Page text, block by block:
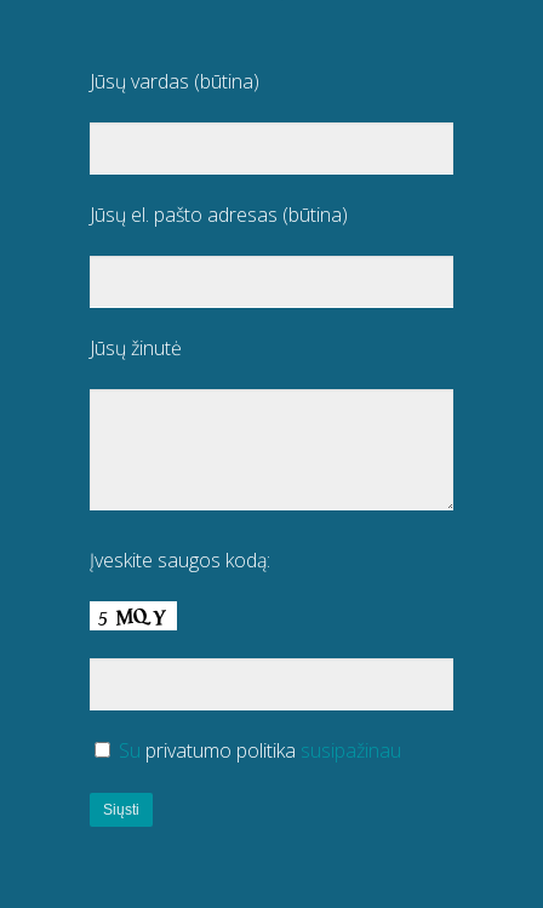
Jūsų vardas (būtina)
Jūsų el. pašto adresas (būtina)
Jūsų žinutė
Įveskite saugos kodą:
Su privatumo politika susipažinau